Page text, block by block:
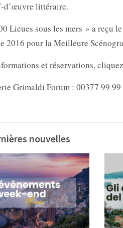
d’œuvre littéraire.
Lieues sous les mers » a reçu
2016 pour la Meilleure
et réservations, cliquez
Grimaldi Forum : 00377 99 99
nouvelles